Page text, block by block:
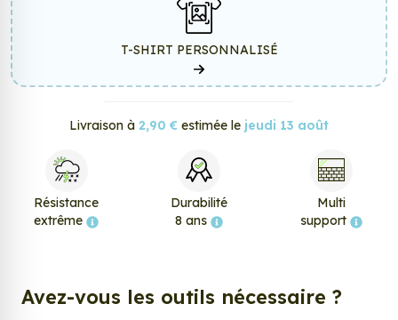
T-SHIRT PERSONNALISÉ
Livraison à 2,90 € estimée le jeudi 13 août
Résistance
extrême
Durabilité
8 ans
Multi
support
Avez-vous les outils nécessaire ?